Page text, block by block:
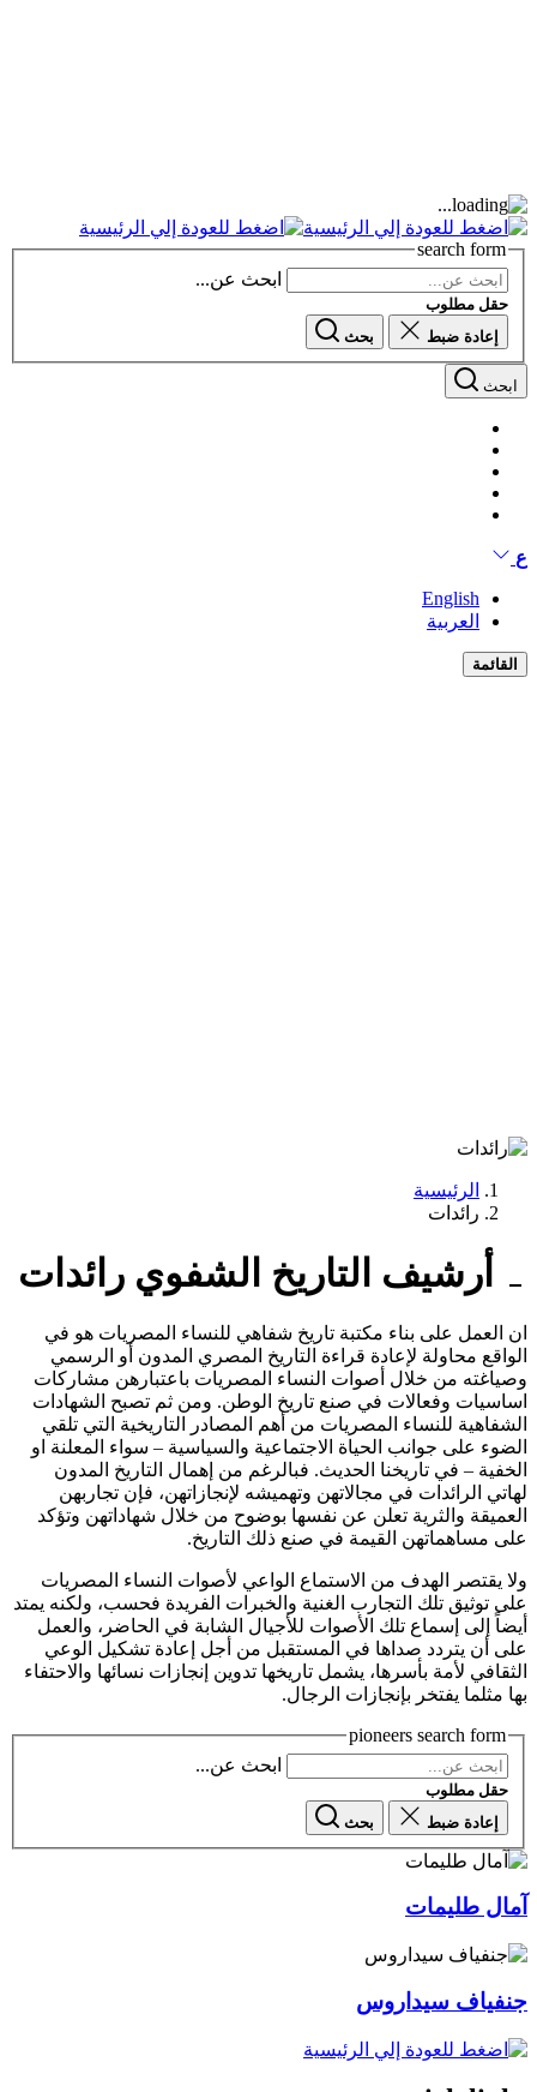
search form
ابحث عن...
حقل مطلوب
إعادة ضبط
بحث
ابحث
ع
English
العربية
القائمة
الرئيسية
رائدات
أرشيف التاريخ الشفوي رائدات
ان العمل على بناء مكتبة تاريخ شفاهي للنساء المصريات هو في
الواقع محاولة لإعادة قراءة التاريخ المصري المدون أو الرسمي
وصياغته من خلال أصوات النساء المصريات باعتبارهن مشاركات
اساسيات وفعالات في صنع تاريخ الوطن. ومن ثم تصبح الشهادات
الشفاهية للنساء المصريات من أهم المصادر التاريخية التي تلقي
الضوء على جوانب الحياة الاجتماعية والسياسية – سواء المعلنة او
الخفية – في تاريخنا الحديث. فبالرغم من إهمال التاريخ المدون
لهاتي الرائدات في مجالاتهن وتهميشه لإنجازاتهن، فإن تجاربهن
العميقة والثرية تعلن عن نفسها بوضوح من خلال شهاداتهن وتؤكد
على مساهماتهن القيمة في صنع ذلك التاريخ.
ولا يقتصر الهدف من الاستماع الواعي لأصوات النساء المصريات
على توثيق تلك التجارب الغنية والخبرات الفريدة فحسب، ولكنه يمتد
أيضاً إلى إسماع تلك الأصوات للأجيال الشابة في الحاضر، والعمل
على أن يتردد صداها في المستقبل من أجل إعادة تشكيل الوعي
الثقافي لأمة بأسرها، يشمل تاريخها تدوين إنجازات نسائها والاحتفاء
بها مثلما يفتخر بإنجازات الرجال.
pioneers search form
ابحث عن...
حقل مطلوب
إعادة ضبط
بحث
آمال طليمات
جنفياف سيداروس